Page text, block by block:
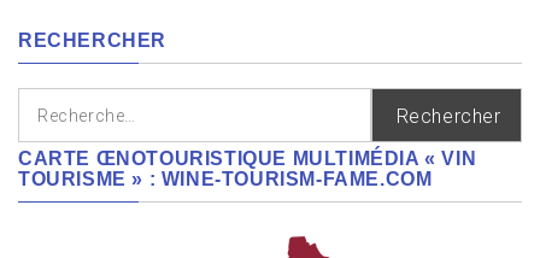
RECHERCHER
Rechercher :
CARTE ŒNOTOURISTIQUE MULTIMÉDIA « VIN
TOURISME » : WINE-TOURISM-FAME.COM